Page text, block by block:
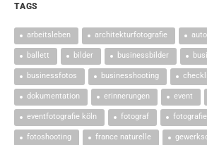
TAGS
arbeitsleben architekturfotografie
ballett bilder businessbilder
businessfotos businesshooting
dokumentation erinnerungen event
eventfotografie köln fotograf fotografie
fotoshooting france naturelle